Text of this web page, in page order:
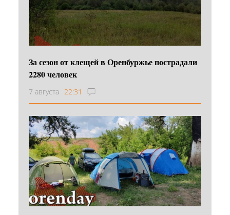
За сезон от клещей в Оренбуржье пострадали
2280 человек
7 августа 22:31